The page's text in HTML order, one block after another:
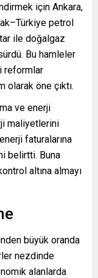
için Ankara,
petrol
ile doğalgaz
Bu hamleler
reformlar
öne çıktı.
ve enerji
maliyetlerini
faturalarına
belirtti. Buna
altına almayı
büyük oranda
nezdinde
alanlarda